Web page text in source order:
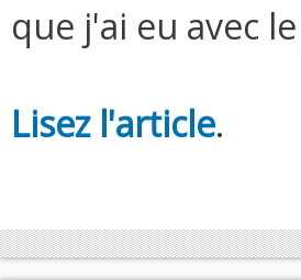
que j'ai eu avec
Lisez l'article.